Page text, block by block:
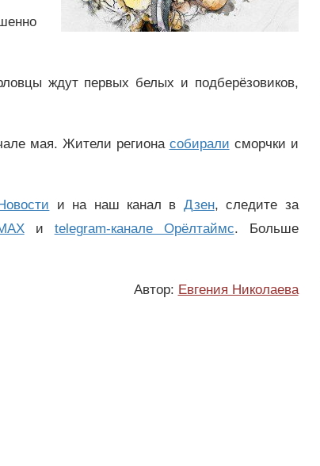
ждут первых белых и подберёзовиков,
мая. Жители региона собирали сморчки и
и на наш канал в Дзен, следите за
и telegram-канале Орёлтаймс. Больше
Автор: Евгения Николаева